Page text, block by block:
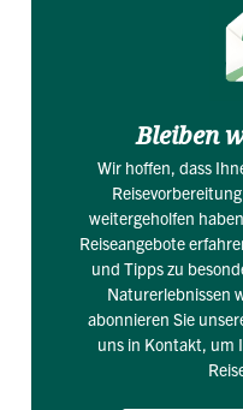
Bleiben
Wir hoffen, dass
weitergeholfen
Reiseangebote
und Tipps zu
Naturerlebnissen
abonnieren Sie
uns in Kontakt, um